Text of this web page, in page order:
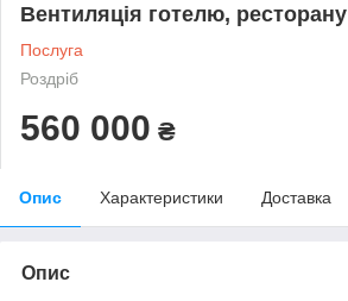
Вентиляція готелю, ресторану
Послуга
Роздріб
560 000 ₴
Опис Характеристики Доставка
Опис